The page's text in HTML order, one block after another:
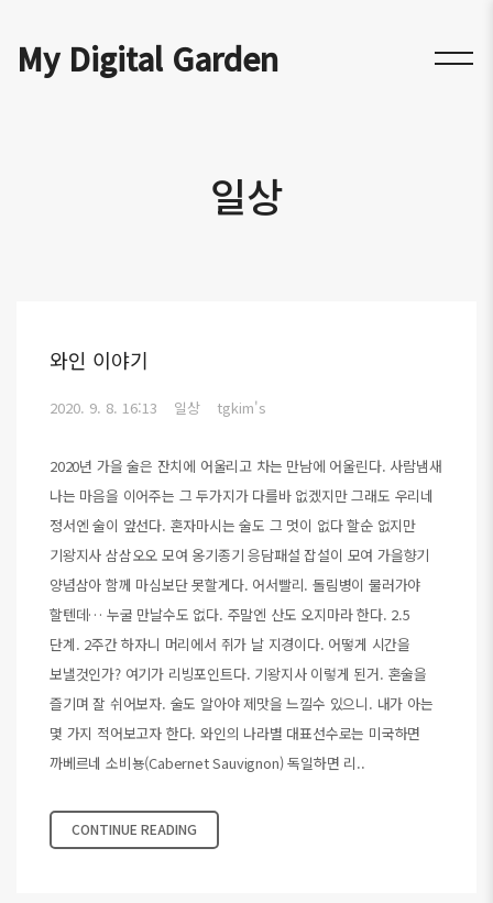
My Digital Garden
일상
와인 이야기
2020. 9. 8. 16:13 일상 tgkim's
2020년 가을 술은 잔치에 어울리고 차는 만남에 어울린다. 사람냄새
나는 마음을 이어주는 그 두가지가 다를바 없겠지만 그래도 우리네
정서엔 술이 앞선다. 혼자마시는 술도 그 멋이 없다 할순 없지만
기왕지사 삼삼오오 모여 옹기종기 응담패설 잡설이 모여 가을향기
양념삼아 함께 마심보단 못할게다. 어서빨리. 돌림병이 물러가야
할텐데… 누굴 만날수도 없다. 주말엔 산도 오지마라 한다. 2.5
단계. 2주간 하자니 머리에서 쥐가 날 지경이다. 어떻게 시간을
보낼것인가? 여기가 리빙포인트다. 기왕지사 이렇게 된거. 혼술을
즐기며 잘 쉬어보자. 술도 알아야 제맛을 느낄수 있으니. 내가 아는
몇 가지 적어보고자 한다. 와인의 나라별 대표선수로는 미국하면
까베르네 소비뇽(Cabernet Sauvignon) 독일하면 리..
CONTINUE READING